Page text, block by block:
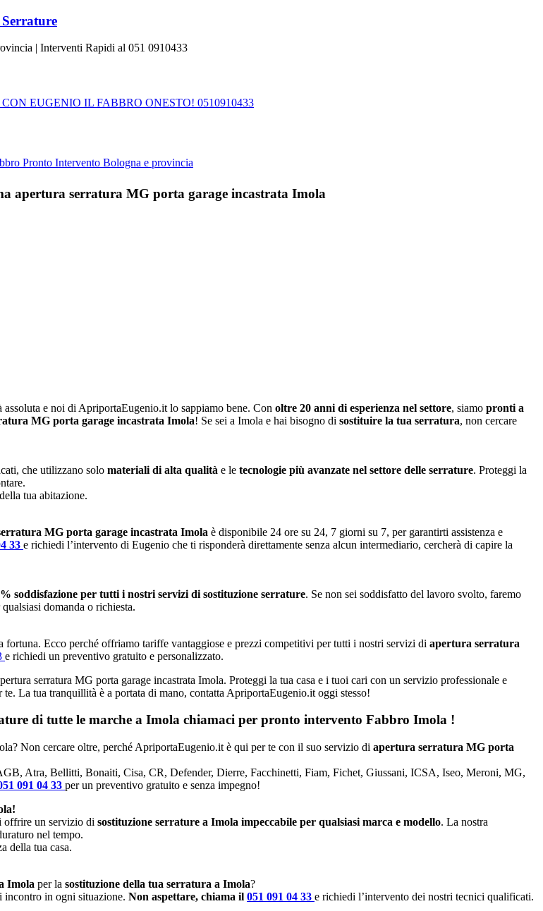
| Interventi Rapidi al 051 0910433
EUGENIO IL FABBRO ONESTO! 0510910433
Pronto Intervento Bologna e provincia
apertura serratura MG porta garage incastrata Imola
assoluta e noi di ApriportaEugenio.it lo sappiamo bene. Con oltre 20 anni di esperienza nel settore, siamo pronti a
MG porta garage incastrata Imola! Se sei a Imola e hai bisogno di sostituire la tua serratura, non cercare
che utilizzano solo materiali di alta qualità e le tecnologie più avanzate nel settore delle serrature. Proteggi la
tua abitazione.
MG porta garage incastrata Imola è disponibile 24 ore su 24, 7 giorni su 7, per garantirti assistenza e
33 e richiedi l’intervento di Eugenio che ti risponderà direttamente senza alcun intermediario, cercherà di capire la
soddisfazione per tutti i nostri servizi di sostituzione serrature. Se non sei soddisfatto del lavoro svolto, faremo
qualsiasi domanda o richiesta.
Ecco perché offriamo tariffe vantaggiose e prezzi competitivi per tutti i nostri servizi di apertura serratura
e richiedi un preventivo gratuito e personalizzato.
serratura MG porta garage incastrata Imola. Proteggi la tua casa e i tuoi cari con un servizio professionale e
te. La tua tranquillità è a portata di mano, contatta ApriportaEugenio.it oggi stesso!
di tutte le marche a Imola chiamaci per pronto intervento Fabbro Imola !
Non cercare oltre, perché ApriportaEugenio.it è qui per te con il suo servizio di apertura serratura MG porta
Atra, Bellitti, Bonaiti, Cisa, CR, Defender, Dierre, Facchinetti, Fiam, Fichet, Giussani, ICSA, Iseo, Meroni, MG,
091 04 33 per un preventivo gratuito e senza impegno!
offrire un servizio di sostituzione serrature a Imola impeccabile per qualsiasi marca e modello. La nostra
nel tempo.
della tua casa.
Imola per la sostituzione della tua serratura a Imola?
in ogni situazione. Non aspettare, chiama il 051 091 04 33 e richiedi l’intervento dei nostri tecnici qualificati.